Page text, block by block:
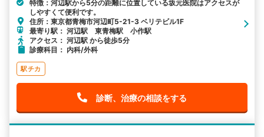
特徴：河辺駅から5分の距離に位置している坂元医院はアクセスが
しやすくて便利です。
住所：東京都青梅市河辺町5-21-3 ベリテビル1F
最寄り駅： 河辺駅 東青梅駅 小作駅
アクセス： 河辺駅 から徒歩5分
診療科目： 内科/外科
駅チカ
診断、治療の相談をする